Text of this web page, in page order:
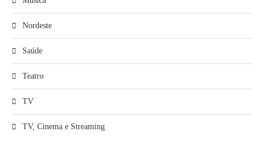
Nordeste
Saúde
Teatro
TV
TV, Cinema e Streaming